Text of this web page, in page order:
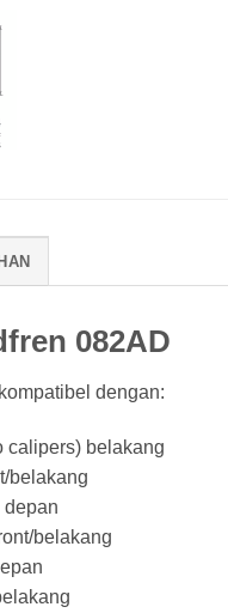
082AD
dengan:
calipers) belakang
belakang
depan
belakang